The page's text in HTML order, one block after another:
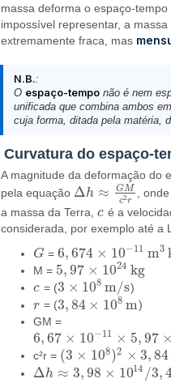
massa deforma o espaço-
impossível representar, a
extremamente fraca, mas
N.B.:
O espaço-temponão é nem
unificada que combina ambos
cuja forma, ditada pela matéria,
Curvatura do espaço-
A magnitude da deformação do
pela equação Δh ≈ GM
c2r
Δh≈ GM c2r , onde
a massa da Terra,c
c é a
considerada, por exemplo até a
G
G =6, 674 × 10−11 m3
6,674× 10 −11 m3 kg−1
M = 5, 97 × 1024 kg
5,97× 10 24 kg
c
c = (3 × 108 m/s
3×108m/s )
r
r = (3,84 × 108 m
3,84× 10 8m
)
GM =
6, 67 × 10−11 × 5,97 ×
6,67× 10 −11 5,97× 10 24≈ 3,
c²r = (3 × 108)2 × 3, 84
(3× 10 8)2×3, 84 ×108≈
Δh ≈ 3,98 × 1014 /3,
Δh≈ 3,98×1014/3 ,456×10